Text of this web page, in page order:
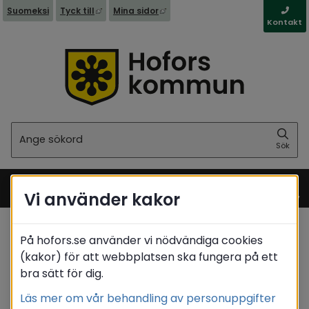
Suomeksi Tyck till Länk till annan webbplats, öppnas i nytt
Mina sidor Länk till annan webbplats,
Kontakt
Sök
Meny
Startsida
Stöd & omsorg
/
Omsorg för personer med
funktionsnedsättning
/ Gruppbostaden Kristallen
Vi använder kakor
På hofors.se använder vi nödvändiga cookies
(kakor) för att webbplatsen ska fungera på ett
bra sätt för dig.
Läs mer om vår behandling av personuppgifter